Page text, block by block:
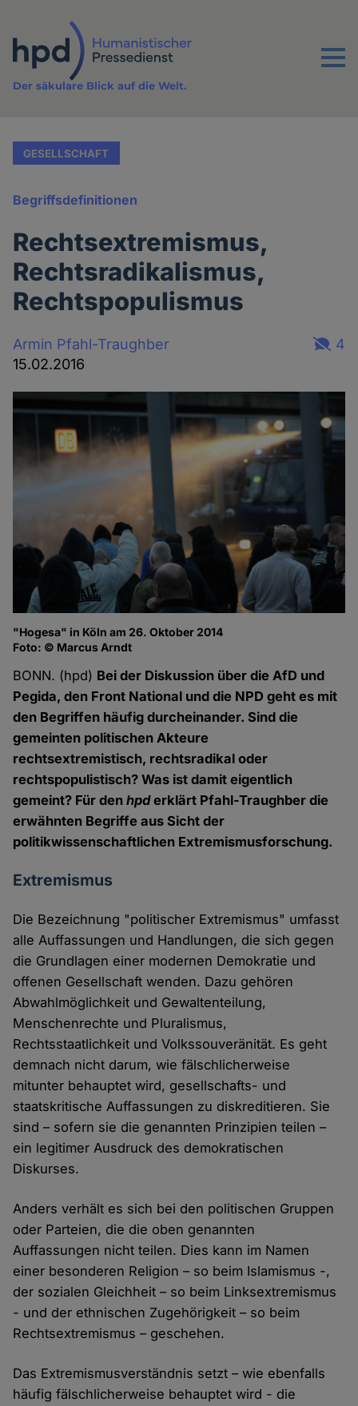
Inhalt
Menu
Der säkulare Blick auf die Welt.
GESELLSCHAFT
Begriffsdefinitionen
Rechtsextremismus,
Rechtsradikalismus,
Rechtspopulismus
Armin Pfahl-Traughber
15.02.2016
4
"Hogesa" in Köln am 26. Oktober 2014
Foto: © Marcus Arndt
BONN. (hpd) Bei der Diskussion über die AfD und
Pegida, den Front National und die NPD geht es mit
den Begriffen häufig durcheinander. Sind die
gemeinten politischen Akteure
rechtsextremistisch, rechtsradikal oder
rechtspopulistisch? Was ist damit eigentlich
gemeint? Für denhpderklärt Pfahl-Traughber die
erwähnten Begriffe aus Sicht der
politikwissenschaftlichen Extremismusforschung.
Extremismus
Die Bezeichnung "politischer Extremismus" umfasst
alle Auffassungen und Handlungen, die sich gegen
die Grundlagen einer modernen Demokratie und
offenen Gesellschaft wenden. Dazu gehören
Abwahlmöglichkeit und Gewaltenteilung,
Menschenrechte und Pluralismus,
Rechtsstaatlichkeit und Volkssouveränität. Es geht
demnach nicht darum, wie fälschlicherweise
mitunter behauptet wird, gesellschafts- und
staatskritische Auffassungen zu diskreditieren. Sie
sind – sofern sie die genannten Prinzipien teilen –
ein legitimer Ausdruck des demokratischen
Diskurses.
Anders verhält es sich bei den politischen Gruppen
oder Parteien, die die oben genannten
Auffassungen nicht teilen. Dies kann im Namen
einer besonderen Religion – so beim Islamismus -,
der sozialen Gleichheit – so beim Linksextremismus
- und der ethnischen Zugehörigkeit – so beim
Rechtsextremismus – geschehen.
Das Extremismusverständnis setzt – wie ebenfalls
häufig fälschlicherweise behauptet wird - die